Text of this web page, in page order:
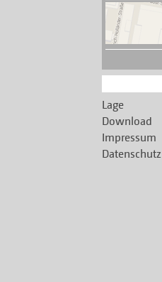
Lage
Download
Impressum
Datenschutz